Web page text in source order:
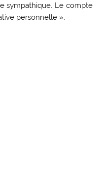
sympathique. Le compte
personnelle ».